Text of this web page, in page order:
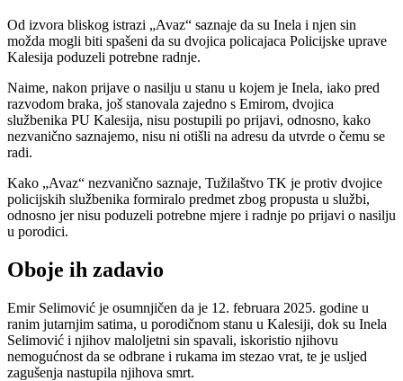
Od izvora bliskog istrazi „Avaz“ saznaje da su Inela i njen sin
možda mogli biti spašeni da su dvojica policajaca Policijske uprave
Kalesija poduzeli potrebne radnje.
Naime, nakon prijave o nasilju u stanu u kojem je Inela, iako pred
razvodom braka, još stanovala zajedno s Emirom, dvojica
službenika PU Kalesija, nisu postupili po prijavi, odnosno, kako
nezvanično saznajemo, nisu ni otišli na adresu da utvrde o čemu se
radi.
Kako „Avaz“ nezvanično saznaje, Tužilaštvo TK je protiv dvojice
policijskih službenika formiralo predmet zbog propusta u službi,
odnosno jer nisu poduzeli potrebne mjere i radnje po prijavi o nasilju
u porodici.
Oboje ih zadavio
Emir Selimović je osumnjičen da je 12. februara 2025. godine u
ranim jutarnjim satima, u porodičnom stanu u Kalesiji, dok su Inela
Selimović i njihov maloljetni sin spavali, iskoristio njihovu
nemogućnost da se odbrane i rukama im stezao vrat, te je usljed
zagušenja nastupila njihova smrt.